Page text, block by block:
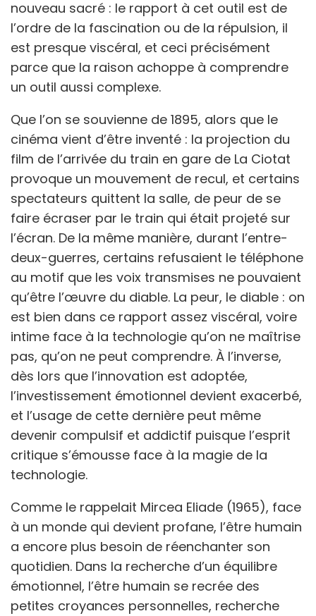
nouveau sacré : le rapport à cet outil est de
l’ordre de la fascination ou de la répulsion, il
est presque viscéral, et ceci précisément
parce que la raison achoppe à comprendre
un outil aussi complexe.
Que l’on se souvienne de 1895, alors que le
cinéma vient d’être inventé : la projection du
film de l’arrivée du train en gare de La Ciotat
provoque un mouvement de recul, et certains
spectateurs quittent la salle, de peur de se
faire écraser par le train qui était projeté sur
l’écran. De la même manière, durant l’entre-
deux-guerres, certains refusaient le téléphone
au motif que les voix transmises ne pouvaient
qu’être l’œuvre du diable. La peur, le diable : on
est bien dans ce rapport assez viscéral, voire
intime face à la technologie qu’on ne maîtrise
pas, qu’on ne peut comprendre. À l’inverse,
dès lors que l’innovation est adoptée,
l’investissement émotionnel devient exacerbé,
et l’usage de cette dernière peut même
devenir compulsif et addictif puisque l’esprit
critique s’émousse face à la magie de la
technologie.
Comme le rappelait Mircea Eliade (1965), face
à un monde qui devient profane, l’être humain
a encore plus besoin de réenchanter son
quotidien. Dans la recherche d’un équilibre
émotionnel, l’être humain se recrée des
petites croyances personnelles, recherche